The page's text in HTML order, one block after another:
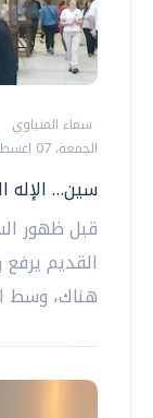
سماء المنياوي
الجمعة، 07 اغسطس 2026 01:00 م
سين… الإله
قبل ظهور
القديم
هناك، وسط